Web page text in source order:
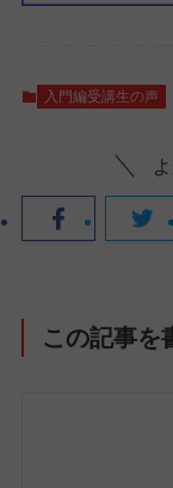
入門編受講生の声
この記事を